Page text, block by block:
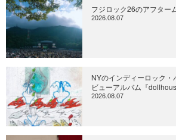
フジロック26のアフター
2026.08.07
NYのインディーロック
ビューアルバム『
2026.08.07